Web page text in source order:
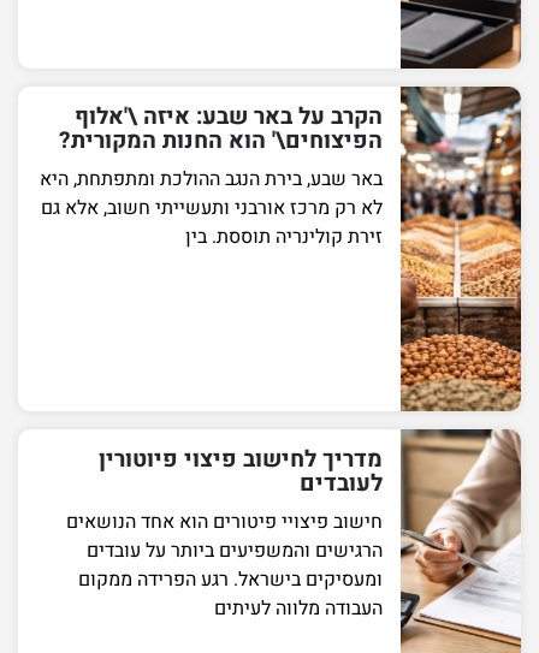
הקרב על באר שבע: איזה \'אלוף
הפיצוחים\' הוא החנות המקורית?
באר שבע, בירת הנגב ההולכת ומתפתחת, היא
לא רק מרכז אורבני ותעשייתי חשוב, אלא גם
זירת קולינריה תוססת. בין
מדריך לחישוב פיצוי פיוטורין
לעובדים
חישוב פיצויי פיטורים הוא אחד הנושאים
הרגישים והמשפיעים ביותר על עובדים
ומעסיקים בישראל. רגע הפרידה ממקום
העבודה מלווה לעיתים